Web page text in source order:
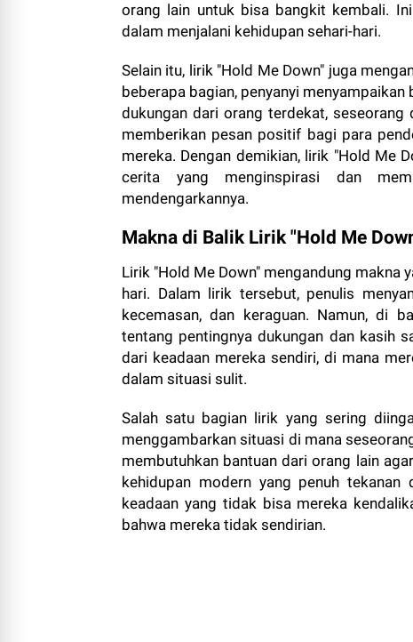
orang lain untuk bisa bangkit kembali.
dalam menjalani kehidupan sehari-hari.
Selain itu, lirik "Hold Me Down" juga
beberapa bagian, penyanyi
dukungan dari orang terdekat,
memberikan pesan positif bagi para
mereka. Dengan demikian, lirik "Hold Me
cerita yang menginspirasi dan
mendengarkannya.
Makna di Balik Lirik "Hold Me
Lirik "Hold Me Down" mengandung makna
hari. Dalam lirik tersebut, penulis
kecemasan, dan keraguan. Namun, di
tentang pentingnya dukungan dan kasih
dari keadaan mereka sendiri, di mana
dalam situasi sulit.
Salah satu bagian lirik yang sering
menggambarkan situasi di mana
membutuhkan bantuan dari orang lain
kehidupan modern yang penuh
keadaan yang tidak bisa mereka
bahwa mereka tidak sendirian.